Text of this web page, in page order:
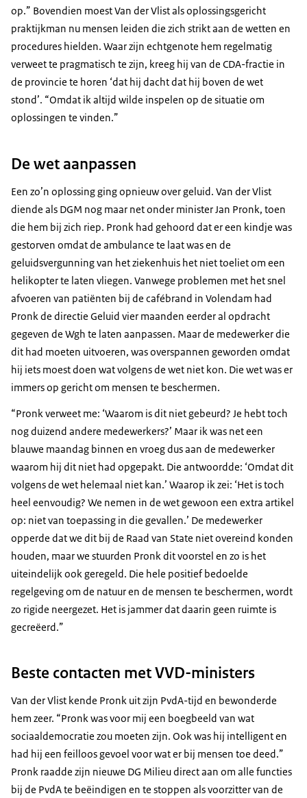
op.” Bovendien moest Van der Vlist als oplossingsgericht
praktijkman nu mensen leiden die zich strikt aan de wetten en
procedures hielden. Waar zijn echtgenote hem regelmatig
verweet te pragmatisch te zijn, kreeg hij van de CDA-fractie in
de provincie te horen ‘dat hij dacht dat hij boven de wet
stond’. “Omdat ik altijd wilde inspelen op de situatie om
oplossingen te vinden.”
De wet aanpassen
Een zo’n oplossing ging opnieuw over geluid. Van der Vlist
diende als DGM nog maar net onder minister Jan Pronk, toen
die hem bij zich riep. Pronk had gehoord dat er een kindje was
gestorven omdat de ambulance te laat was en de
geluidsvergunning van het ziekenhuis het niet toeliet om een
helikopter te laten vliegen. Vanwege problemen met het snel
afvoeren van patiënten bij de cafébrand in Volendam had
Pronk de directie Geluid vier maanden eerder al opdracht
gegeven de Wgh te laten aanpassen. Maar de medewerker die
dit had moeten uitvoeren, was overspannen geworden omdat
hij iets moest doen wat volgens de wet niet kon. Die wet was er
immers op gericht om mensen te beschermen.
“Pronk verweet me: ‘Waarom is dit niet gebeurd? Je hebt toch
nog duizend andere medewerkers?’ Maar ik was net een
blauwe maandag binnen en vroeg dus aan de medewerker
waarom hij dit niet had opgepakt. Die antwoordde: ‘Omdat dit
volgens de wet helemaal niet kan.’ Waarop ik zei: ‘Het is toch
heel eenvoudig? We nemen in de wet gewoon een extra artikel
op: niet van toepassing in die gevallen.’ De medewerker
opperde dat we dit bij de Raad van State niet overeind konden
houden, maar we stuurden Pronk dit voorstel en zo is het
uiteindelijk ook geregeld. Die hele positief bedoelde
regelgeving om de natuur en de mensen te beschermen, wordt
zo rigide neergezet. Het is jammer dat daarin geen ruimte is
gecreëerd.”
Beste contacten met VVD-ministers
Van der Vlist kende Pronk uit zijn PvdA-tijd en bewonderde
hem zeer. “Pronk was voor mij een boegbeeld van wat
sociaaldemocratie zou moeten zijn. Ook was hij intelligent en
had hij een feilloos gevoel voor wat er bij mensen toe deed.”
Pronk raadde zijn nieuwe DG Milieu direct aan om alle functies
bij de PvdA te beëindigen en te stoppen als voorzitter van de